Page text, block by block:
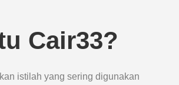
Cair33?
istilah yang sering digunakan